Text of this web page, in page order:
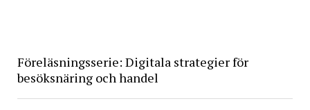
Föreläsningsserie: Digitala strategier för
besöksnäring och handel